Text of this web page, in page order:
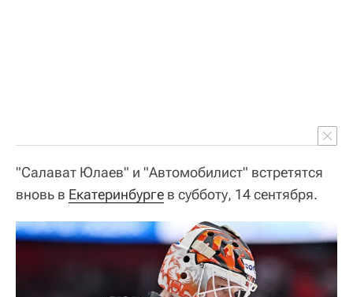
"Салават Юлаев" и "Автомобилист" встретятся
вновь в Екатеринбурге в субботу, 14 сентября.